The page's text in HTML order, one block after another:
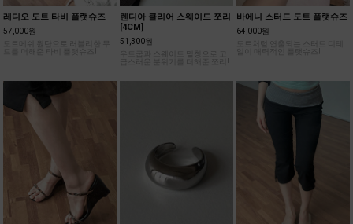
레디오 도트 타비 플랫슈즈
57,000원
드를 더해준 타비 플랫슈즈!
렌디아 클리어 스웨이드 쪼리
[4CM]
51,300원
우드굽과 스웨이드 밑창으로 고
급스러운 분위기를 더해준 쪼리!
바에니 스터드 도트 플랫슈즈
64,000원
도트처럼 연출되는 스터드 디테
일이 매력적인 플랫슈즈!